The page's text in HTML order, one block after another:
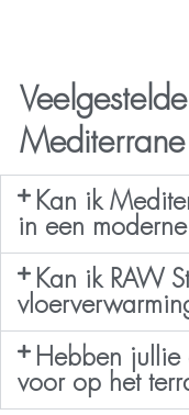
Kan ik
in een
Kan ik RAW
Hebben jullie
voor op het